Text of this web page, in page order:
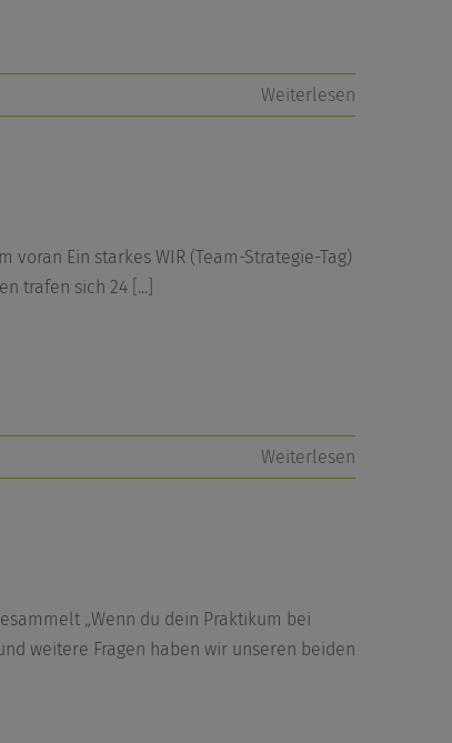
Weiterlesen
Ein starkes WIR (Team-Strategie-Tag)
trafen sich 24 [...]
Weiterlesen
„Wenn du dein Praktikum bei
weitere Fragen haben wir unseren beiden